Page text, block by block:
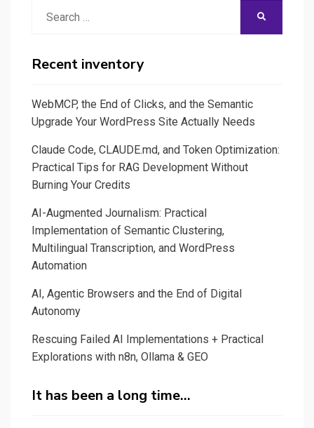
Recent inventory
WebMCP, the End of Clicks, and the Semantic
Upgrade Your WordPress Site Actually Needs
Claude Code, CLAUDE.md, and Token Optimization:
Practical Tips for RAG Development Without
Burning Your Credits
AI-Augmented Journalism: Practical
Implementation of Semantic Clustering,
Multilingual Transcription, and WordPress
Automation
AI, Agentic Browsers and the End of Digital
Autonomy
Rescuing Failed AI Implementations + Practical
Explorations with n8n, Ollama & GEO
It has been a long time…